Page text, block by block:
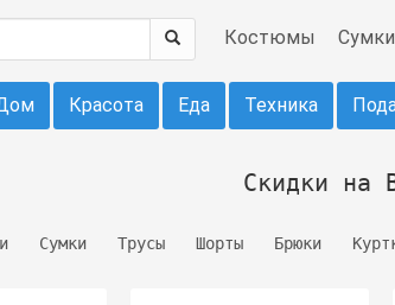
Костюмы Сумки
Красота Еда Техника
Скидки на
Сумки Трусы Шорты Брюки